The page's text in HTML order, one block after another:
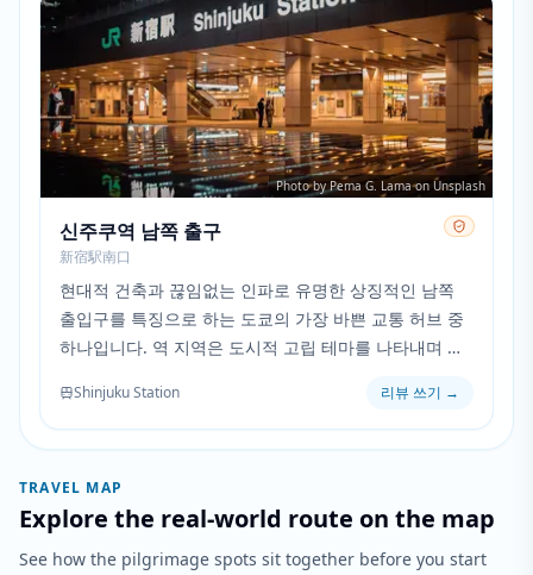
Photo by Pema G. Lama on Unsplash
신주쿠역 남쪽 출구
新宿駅南口
현대적 건축과 끊임없는 인파로 유명한 상징적인 남쪽
출입구를 특징으로 하는 도쿄의 가장 바쁜 교통 허브 중
하나입니다. 역 지역은 도시적 고립 테마를 나타내며 시
Shinjuku Station 리뷰 쓰기 →
TRAVEL MAP
Explore the real-world route on the map
See how the pilgrimage spots sit together before you start